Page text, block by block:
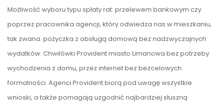
Możliwość wyboru typu spłaty rat: przelewem bankowym czy
poprzez pracownika agencji, który odwiedza nas w mieszkaniu,
tak zwana. pożyczka z obsługą domową bez nadzwyczajnych
wydatków. Chwilówki Provident miasto Limanowa bez potrzeby
wychodzenia z domu, przez internet bez bezcelowych
formalności. Agenci Provident biorą pod uwagę wszystkie
wnioski, a także pomagają uzgodnić najbardziej słuszną